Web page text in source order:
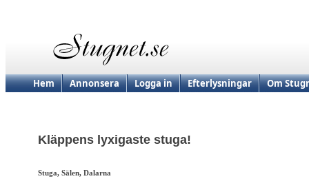
Hem Annonsera Logga in Efterlysningar Om
Kläppens lyxigaste stuga!
Stuga, Sälen, Dalarna